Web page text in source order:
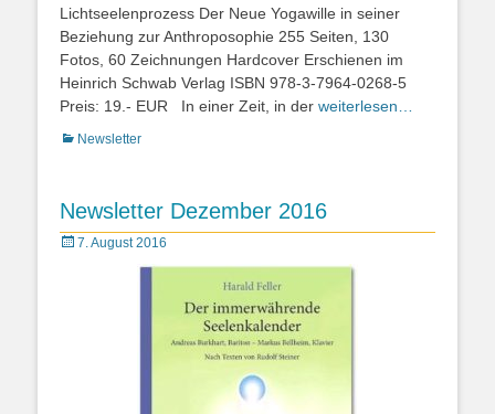
Lichtseelenprozess Der Neue Yogawille in seiner
Beziehung zur Anthroposophie 255 Seiten, 130
Fotos, 60 Zeichnungen Hardcover Erschienen im
Heinrich Schwab Verlag ISBN 978-3-7964-0268-5
Preis: 19.- EUR In einer Zeit, in der weiterlesen…
Kategorien
Newsletter
Newsletter Dezember 2016
Posted
7. August 2016